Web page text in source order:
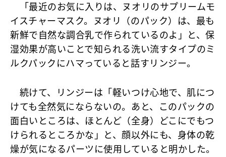
「最近のお気に入りは、ヌオリのサプリームモ
イスチャーマスク。ヌオリ（のパック）は、最も
新鮮で自然な調合乳で作られているのよ」と、保
湿効果が高いことで知られる洗い流すタイプのミ
ルクパックにハマっていると話すリンジー。
続けて、リンジーは「軽いつけ心地で、肌につ
けても全然気にならないの。あと、このパックの
面白いところは、ほとんど（全身）どこにでもつ
けられるところかな」と、顔以外にも、身体の乾
燥が気になるパーツに使用していると明かした。